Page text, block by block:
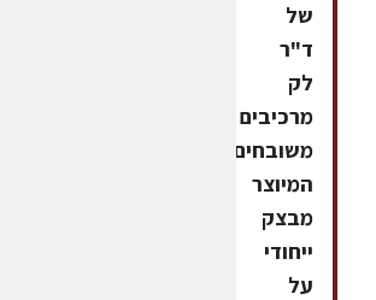
של
ד"ר
לק
מרכיבים
משובחים,
המיוצר
מבצק
ייחודי
על